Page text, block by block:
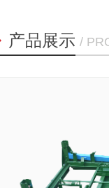
产品展示 /